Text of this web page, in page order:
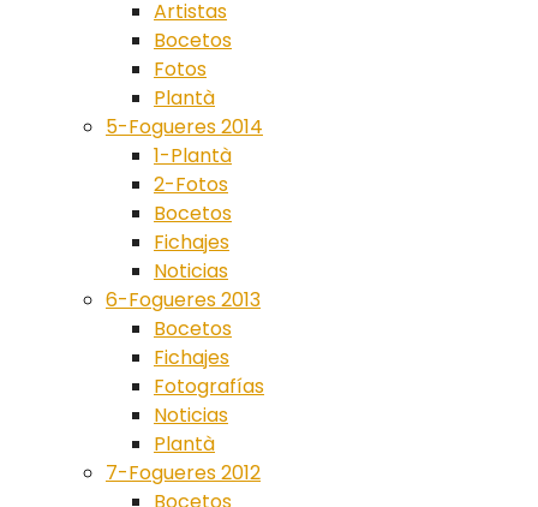
Artistas
Bocetos
Fotos
Plantà
5-Fogueres 2014
1-Plantà
2-Fotos
Bocetos
Fichajes
Noticias
6-Fogueres 2013
Bocetos
Fichajes
Fotografías
Noticias
Plantà
7-Fogueres 2012